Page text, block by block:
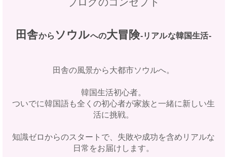
田舎から ソウルへの大冒険‐リアルな韓国生活‐
田舎の風景から大都市ソウルへ。
韓国生活初心者。
ついでに韓国語も全くの初心者が家族と一緒に新しい生
活に挑戦。
知識ゼロからのスタートで、失敗や成功を含めリアルな
日常をお届けします。